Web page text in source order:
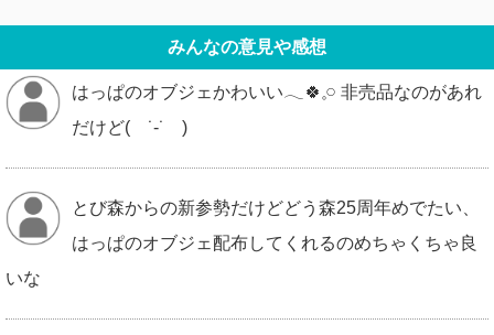
みんなの意見や感想
はっぱのオブジェかわいい𓂃🍀𓈒𓏸 非売品なのがあれ
だけど( ˙-˙ )
とび森からの新参勢だけどどう森25周年めでたい、
はっぱのオブジェ配布してくれるのめちゃくちゃ良
いな